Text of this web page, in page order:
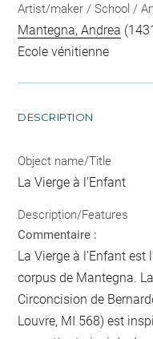
Artist/maker / School /
Mantegna, Andrea
Ecole vénitienne
DESCRIPTION
Object name/Title
La Vierge à l'Enfant
Description/Features
Commentaire :
La Vierge à l'Enfant
corpus de Mantegna.
Circoncision de
Louvre, MI 568) est